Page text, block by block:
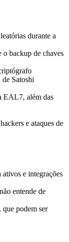
durante a
backup de chaves
Satoshi
EAL7, além das
e ataques de
e integrações
entende de
podem ser